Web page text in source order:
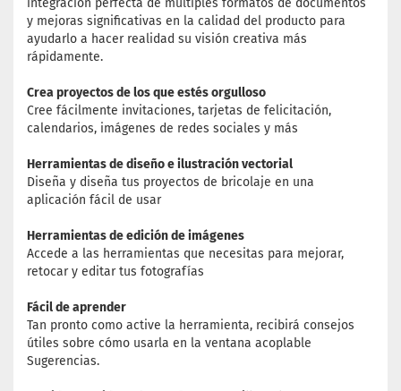
integración perfecta de múltiples formatos de documentos
y mejoras significativas en la calidad del producto para
ayudarlo a hacer realidad su visión creativa más
rápidamente.
Crea proyectos de los que estés orgulloso
Cree fácilmente invitaciones, tarjetas de felicitación,
calendarios, imágenes de redes sociales y más
Herramientas de diseño e ilustración vectorial
Diseña y diseña tus proyectos de bricolaje en una
aplicación fácil de usar
Herramientas de edición de imágenes
Accede a las herramientas que necesitas para mejorar,
retocar y editar tus fotografías
Fácil de aprender
Tan pronto como active la herramienta, recibirá consejos
útiles sobre cómo usarla en la ventana acoplable
Sugerencias.